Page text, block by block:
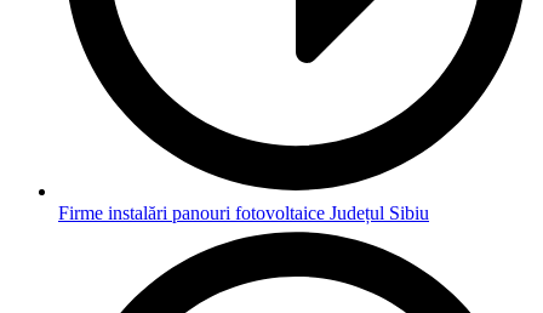
Firme instalări panouri fotovoltaice Județul Sibiu